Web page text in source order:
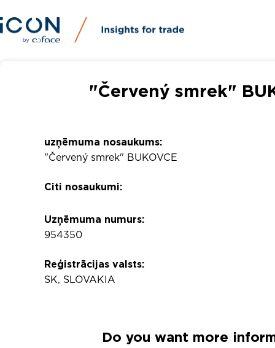
"Červený smrek"
uzņēmuma nosaukums:
"Červený smrek" BUKOVCE
Citi nosaukumi:
Uzņēmuma numurs:
954350
Reģistrācijas valsts:
SK, SLOVAKIA
Do you want more